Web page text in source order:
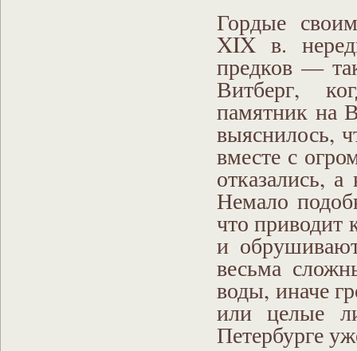
Гордые
XIX в.
предков —
Витберг,
памятник на
выяснилось,
вместе с
отказались,
Немало
что приводит
и
весьма
воды, иначе
или целые
Петербурге